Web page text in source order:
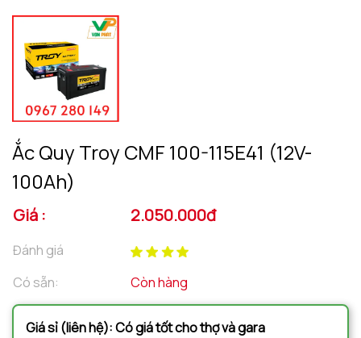
Ắc Quy Troy CMF 100-115E41 (12V-
100Ah)
Giá : 2.050.000đ
Đánh giá
Có sẵn:
Còn hàng
Giá sỉ (liên hệ): Có giá tốt cho thợ và gara